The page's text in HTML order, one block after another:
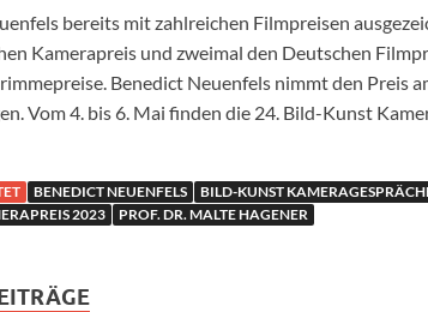
bereits mit zahlreichen Filmpreisen
Kamerapreis und zweimal den Deutschen
Benedict Neuenfels nimmt den Preis
Vom 4. bis 6. Mai finden die 24. Bild-Kunst
BENEDICT NEUENFELS BILD-KUNST
2023
PROF. DR. MALTE HAGENER